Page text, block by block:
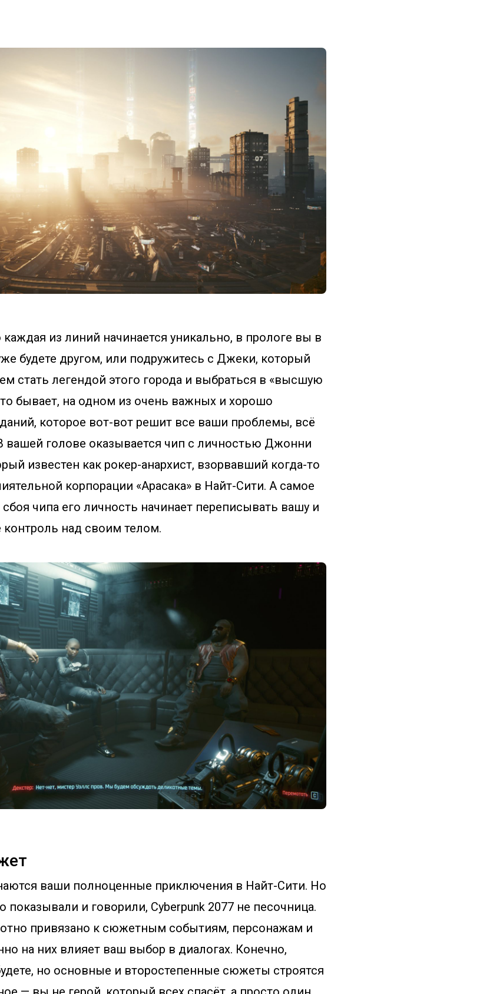
каждая из линий начинается уникально, в прологе вы в
будете другом, или подружитесь с Джеки, который
стать легендой этого города и выбраться в «высшую
бывает, на одном из очень важных и хорошо
которое вот-вот решит все ваши проблемы, всё
вашей голове оказывается чип с личностью Джонни
известен как рокер-анархист, взорвавший когда-то
корпорации «Арасака» в Найт-Сити. А самое
чипа его личность начинает переписывать вашу и
контроль над своим телом.
ваши полноценные приключения в Найт-Сити. Но
показывали и говорили, Cyberpunk 2077 не песочница.
привязано к сюжетным событиям, персонажам и
на них влияет ваш выбор в диалогах. Конечно,
но основные и второстепенные сюжеты строятся